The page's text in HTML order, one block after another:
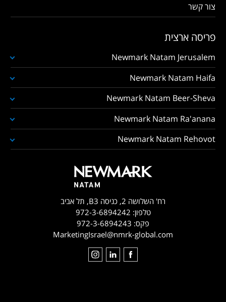
צור קשר
פריסה ארצית
Newmark Natam Jerusalem
Newmark Natam Haifa
Newmark Natam Beer-Sheva
Newmark Natam Ra'anana
Newmark Natam Rehovot
רח' השלושה 2, כניסה B3, תל אביב
טלפון: 972-3-6894242
פקס: 972-3-6894243
MarketingIsrael@nmrk-global.com